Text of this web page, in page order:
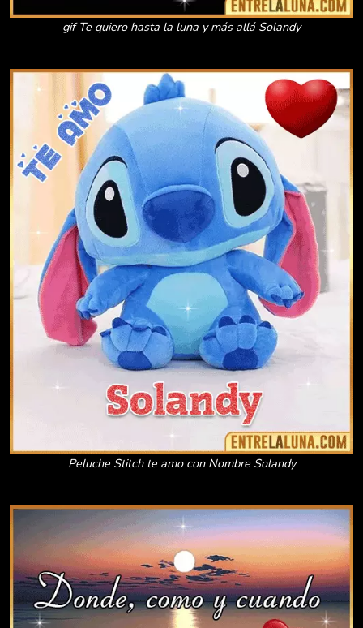
gif Te quiero hasta la luna y más allá Solandy
Peluche Stitch te amo con Nombre Solandy